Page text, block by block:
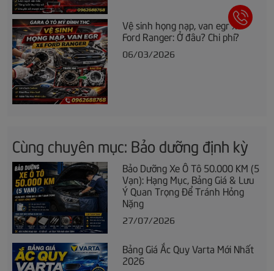
Vệ sinh họng nạp, van egr xe
Ford Ranger: Ở đâu? Chi phí?
06/03/2026
Cùng chuyên mục: Bảo dưỡng định kỳ
Bảo Dưỡng Xe Ô Tô 50.000 KM (5
Vạn): Hạng Mục, Bảng Giá & Lưu
Ý Quan Trọng Để Tránh Hỏng
Nặng
27/07/2026
Bảng Giá Ắc Quy Varta Mới Nhất
2026